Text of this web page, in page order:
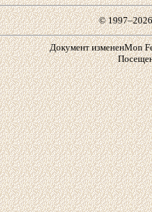
©
Документ измененMon